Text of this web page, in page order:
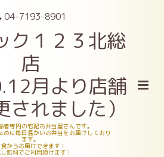
04-7193-8901
ク１２３北総
店
月より店舗
されました）
者専門の宅配お弁当屋さんです。
めに毎日温かいお弁当をお届けしており
ます。
食からお届けできます！
無料でご利用頂けます！